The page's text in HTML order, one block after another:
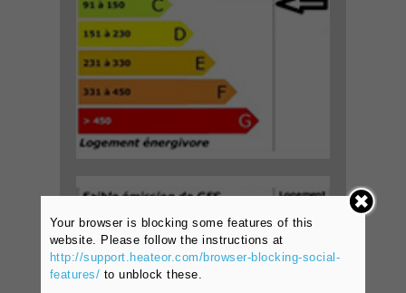
Your browser is blocking some features of this
website. Please follow the instructions at
http://support.heateor.com/browser-blocking-social-
features/ to unblock these.